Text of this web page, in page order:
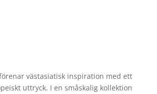
västasiatisk inspiration med ett
uttryck. I en småskalig kollektion